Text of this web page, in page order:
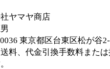
マヤ商店
都区台東区松が谷2-
料、代金引換手数料また